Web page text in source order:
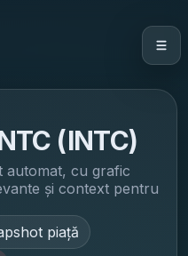
(INTC)
automat, cu grafic
și context pentru
piață